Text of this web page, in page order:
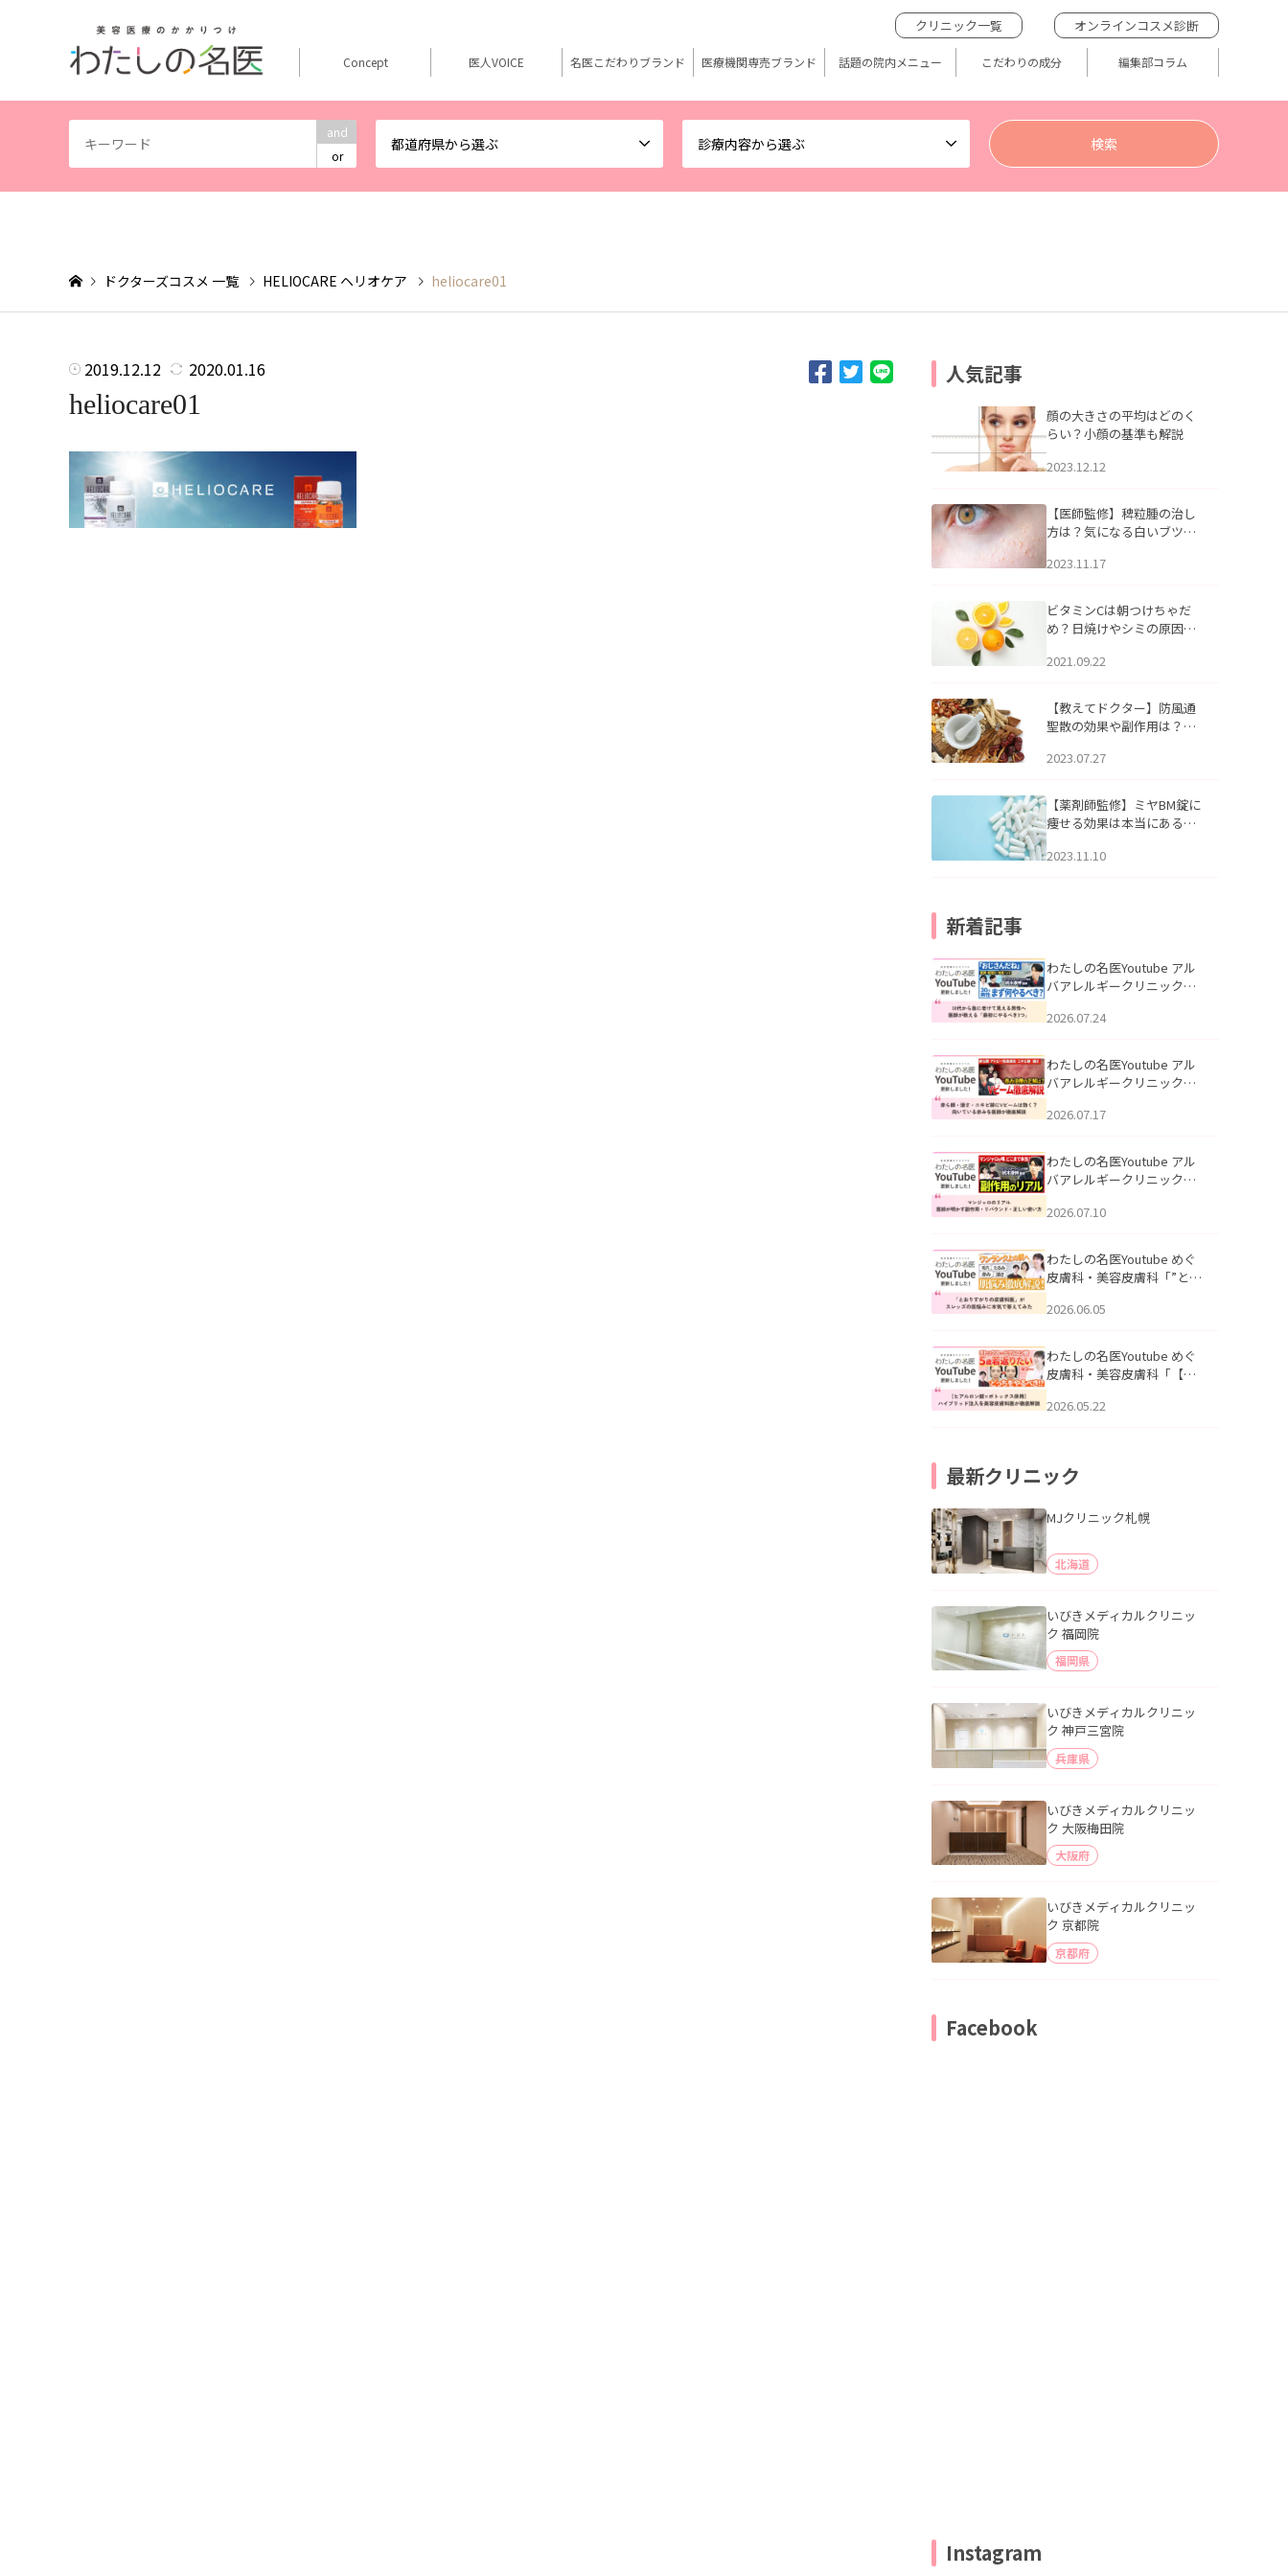
and
or
都道府県から選ぶ 診療内容から選ぶ
クリニック一覧 オンラインコスメ診断
Concept 医人VOICE 名医こだわりブランド 医療機関専売ブランド 話題の院内メニュー こだわりの成分 編集部コラム
ドクターズコスメ 一覧 HELIOCARE ヘリオケア heliocare01
2019.12.12 2020.01.16
heliocare01
人気記事
顔の大きさの平均はどのく
らい？小顔の基準も解説
2023.12.12
【医師監修】稗粒腫の治し
方は？気になる白いブツブ
アについて
2023.11.17
ビタミンCは朝つけちゃだ
め？日焼けやシミの原因に
2021.09.22
【教えてドクター】防風通
聖散の効果や副作用は？長
2023.07.27
【薬剤師監修】ミヤBM錠に
痩せる効果は本当にある
2023.11.10
新着記事
わたしの名医Youtube アル
バアレルギークリニック札
える男性へ｜医師が教える
公開いたしました。
2026.07.24
わたしの名医Youtube アル
バアレルギークリニック札
跡にVビームは効く？向いて
説」を公開いたしました。
2026.07.17
わたしの名医Youtube アル
バアレルギークリニック札
医師が明かす副作用・リバ
公開いたしました。
2026.07.10
わたしの名医Youtube めぐ
皮膚科・美容皮膚科「”とお
ッズの肌悩みに本気で答え
た。
2026.06.05
わたしの名医Youtube めぐ
皮膚科・美容皮膚科「【ヒ
用】ハイブリッド注入を美
2026.05.22
最新クリニック
MJクリニック札幌
北海道
いびきメディカルクリニッ
ク 福岡院
福岡県
いびきメディカルクリニッ
ク 神戸三宮院
兵庫県
いびきメディカルクリニッ
ク 大阪梅田院
大阪府
いびきメディカルクリニッ
ク 京都院
京都府
Facebook
Instagram